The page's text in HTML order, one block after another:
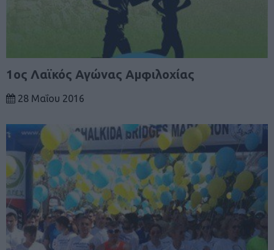
1ος Λαϊκός Αγώνας Αμφιλοχίας
28 Μαΐου 2016